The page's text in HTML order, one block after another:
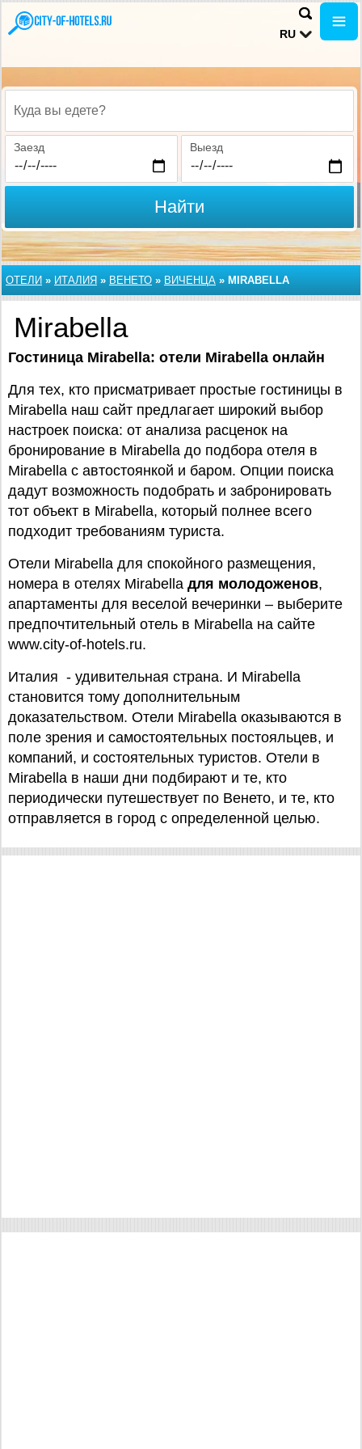
RU
Куда вы едете?
Заезд Выезд
Найти
ОТЕЛИ » ИТАЛИЯ » ВЕНЕТО » ВИЧЕНЦА » MIRABELLA
Mirabella
Гостиница Mirabella: отели Mirabella онлайн
Для тех, кто присматривает простые гостиницы в
Mirabella наш сайт предлагает широкий выбор
настроек поиска: от анализа расценок на
бронирование в Mirabella до подбора отеля в
Mirabella с автостоянкой и баром. Опции поиска
дадут возможность подобрать и забронировать
тот объект в Mirabella, который полнее всего
подходит требованиям туриста.
Отели Mirabella для спокойного размещения,
номера в отелях Mirabella для молодоженов,
апартаменты для веселой вечеринки – выберите
предпочтительный отель в Mirabella на сайте
www.city-of-hotels.ru.
Италия - удивительная страна. И Mirabella
становится тому дополнительным
доказательством. Отели Mirabella оказываются в
поле зрения и самостоятельных постояльцев, и
компаний, и состоятельных туристов. Отели в
Mirabella в наши дни подбирают и те, кто
периодически путешествует по Венето, и те, кто
отправляется в город с определенной целью.